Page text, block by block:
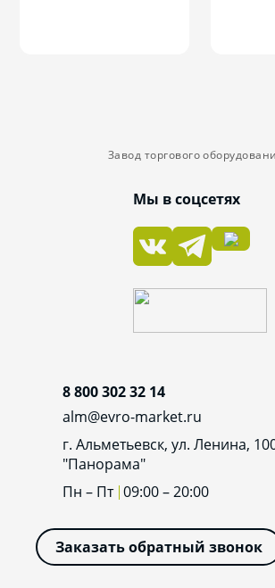
Завод торгового
Мы в соцсетях
8 800 302 32 14
alm@evro-market.ru
г. Альметьевск, ул. Ленина,
"Панорама"
Пн – Пт 09:00 – 20:00
Заказать обратный звонок